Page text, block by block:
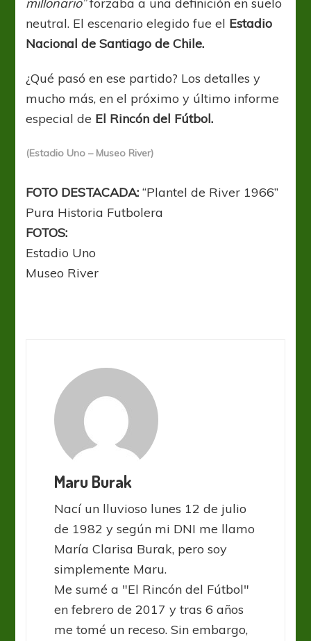
millonario”forzaba a una definición en suelo
neutral. El escenario elegido fue el Estadio
Nacional de Santiago de Chile.
¿Qué pasó en ese partido? Los detalles y
mucho más, en el próximo y último informe
especial de El Rincón del Fútbol.
(Estadio Uno – Museo River)
FOTO DESTACADA: “Plantel de River 1966”
Pura Historia Futbolera
FOTOS:
Estadio Uno
Museo River
Maru Burak
Nací un lluvioso lunes 12 de julio
de 1982 y según mi DNI me llamo
María Clarisa Burak, pero soy
simplemente Maru.
Me sumé a "El Rincón del Fútbol"
en febrero de 2017 y tras 6 años
me tomé un receso. Sin embargo,